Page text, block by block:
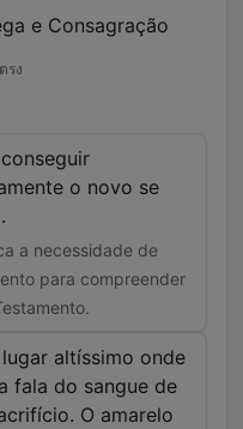
e Consagração
รง
o novo se
a necessidade de
para compreender
altíssimo onde
fala do sangue de
O amarelo